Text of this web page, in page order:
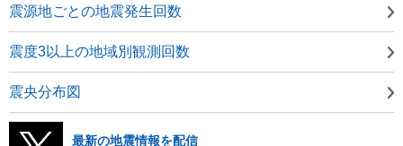
震源地ごとの地震発生回数
震度3以上の地域別観測回数
震央分布図
最新の地震情報を配信